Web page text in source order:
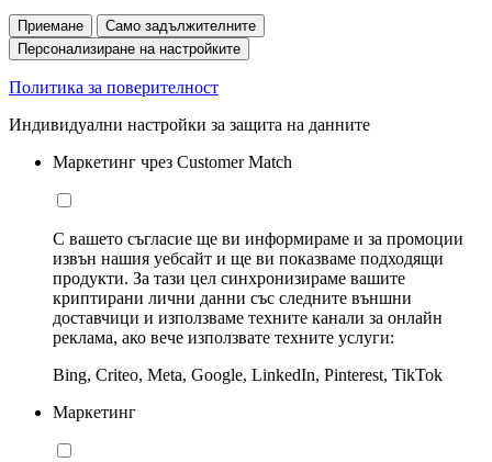
Приемане
Само задължителните
Персонализиране на настройките
Политика за поверителност
Индивидуални настройки за защита на данните
Маркетинг чрез Customer Match
С вашето съгласие ще ви информираме и за промоции
извън нашия уебсайт и ще ви показваме подходящи
продукти. За тази цел синхронизираме вашите
криптирани лични данни със следните външни
доставчици и използваме техните канали за онлайн
реклама, ако вече използвате техните услуги:
Bing, Criteo, Meta, Google, LinkedIn, Pinterest, TikTok
Маркетинг